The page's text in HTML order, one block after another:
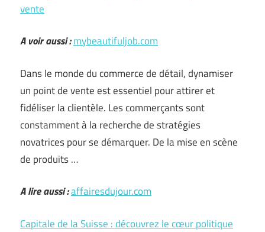
vente
A voir aussi :mybeautifuljob.com
Dans le monde du commerce de détail, dynamiser
un point de vente est essentiel pour attirer et
fidéliser la clientèle. Les commerçants sont
constamment à la recherche de stratégies
novatrices pour se démarquer. De la mise en scène
de produits …
A lire aussi :affairesdujour.com
Capitale de la Suisse : découvrez le cœur politique